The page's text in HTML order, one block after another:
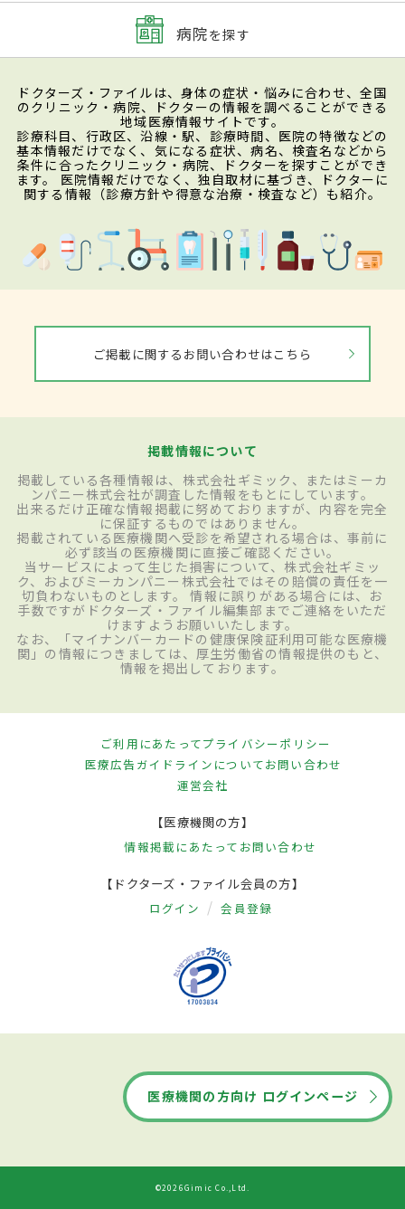
病院を探す
ドクターズ・ファイルは、身体の症状・悩みに合わせ、全国
のクリニック・病院、ドクターの情報を調べることができる
地域医療情報サイトです。
診療科目、行政区、沿線・駅、診療時間、医院の特徴などの
基本情報だけでなく、気になる症状、病名、検査名などから
条件に合ったクリニック・病院、ドクターを探すことができ
ます。 医院情報だけでなく、独自取材に基づき、ドクターに
関する情報（診療方針や得意な治療・検査など）も紹介。
ご掲載に関するお問い合わせはこちら
掲載情報について
掲載している各種情報は、株式会社ギミック、またはミーカ
ンパニー株式会社が調査した情報をもとにしています。
出来るだけ正確な情報掲載に努めておりますが、内容を完全
に保証するものではありません。
掲載されている医療機関へ受診を希望される場合は、事前に
必ず該当の医療機関に直接ご確認ください。
当サービスによって生じた損害について、株式会社ギミッ
ク、およびミーカンパニー株式会社ではその賠償の責任を一
切負わないものとします。 情報に誤りがある場合には、お
手数ですがドクターズ・ファイル編集部までご連絡をいただ
けますようお願いいたします。
なお、「マイナンバーカードの健康保険証利用可能な医療機
関」の情報につきましては、厚生労働省の情報提供のもと、
情報を掲出しております。
ご利用にあたってプライバシーポリシー
医療広告ガイドラインについてお問い合わせ
運営会社
【医療機関の方】
情報掲載にあたって お問い合わせ
【ドクターズ・ファイル会員の方】
ログイン 会員登録
医療機関の方向け ログインページ
©2026Gimic Co.,Ltd.